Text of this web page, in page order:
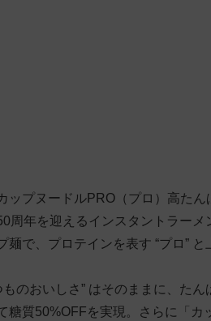
ップヌードルPRO（プロ）高た
周年を迎えるインスタントラー
麺で、プロテインを表す “プロ” と
ものおいしさ” はそのままに、た
糖質50%OFFを実現。さらに「